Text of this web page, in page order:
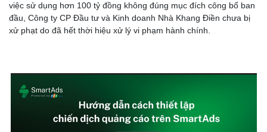
việc sử dụng hơn 100 tỷ đồng không đúng mục đích công bố ban
đầu, Công ty CP Đầu tư và Kinh doanh Nhà Khang Điền chưa bị
xử phạt do đã hết thời hiệu xử lý vi phạm hành chính.